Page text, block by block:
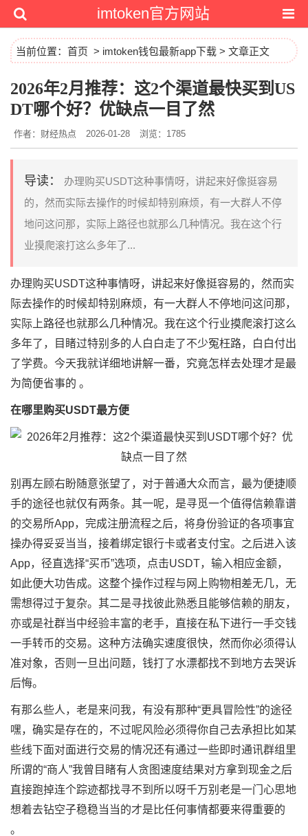
imtoken官方网站
当前位置： 首页 > imtoken钱包最新app下载 > 文章正文
2026年2月推荐：这2个渠道最快买到US
DT哪个好？优缺点一目了然
作者：财经热点 2026-01-28 浏览：1785
导读：
办理购买USDT这种事情呀，讲起来好像挺容易
的，然而实际去操作的时候却特别麻烦，有一大群人不停
地问这问那，实际上路径也就那么几种情况。我在这个行
业摸爬滚打这么多年了...
办理购买USDT这种事情呀，讲起来好像挺容易的，然而实
际去操作的时候却特别麻烦，有一大群人不停地问这问那，
实际上路径也就那么几种情况。我在这个行业摸爬滚打这么
多年了，目睹过特别多的人白白走了不少冤枉路，白白付出
了学费。今天我就详细地讲解一番，究竟怎样去处理才是最
为简便省事的 。
在哪里购买USDT最方便
别再左顾右盼随意张望了，对于普通大众而言，最为便捷顺
手的途径也就仅有两条。其一呢，是寻觅一个值得信赖靠谱
的交易所App，完成注册流程之后，将身份验证的各项事宜
操办得妥妥当当，接着绑定银行卡或者支付宝。之后进入该
App，径直选择“买币”选项，点击USDT，输入相应金额，
如此便大功告成。这整个操作过程与网上购物相差无几，无
需想得过于复杂。其二是寻找彼此熟悉且能够信赖的朋友，
亦或是社群当中经验丰富的老手，直接在私下进行一手交钱
一手转币的交易。这种方法确实速度很快，然而你必须得认
准对象，否则一旦出问题，钱打了水漂都找不到地方去哭诉
后悔。
有那么些人，老是来问我，有没有那种“更具冒险性”的途径
嘿，确实是存在的，不过呢风险必须得你自己去承担比如某
些线下面对面进行交易的情况还有通过一些即时通讯群组里
所谓的“商人”我曾目睹有人贪图速度结果对方拿到现金之后
直接跑掉连个踪迹都找寻不到所以呀千万别老是一门心思地
想着去钻空子稳稳当当的才是比任何事情都要来得重要的
。